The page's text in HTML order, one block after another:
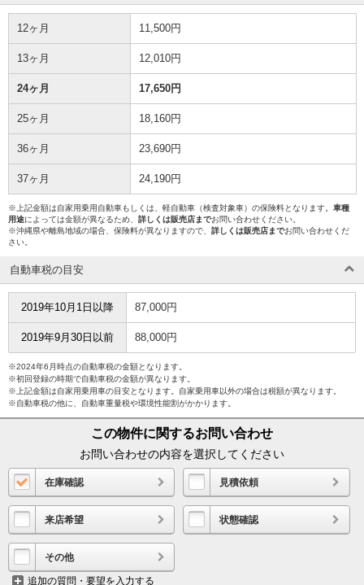
12ヶ月 11,500円
13ヶ月 12,010円
24ヶ月 17,650円
25ヶ月 18,160円
36ヶ月 23,690円
37ヶ月 24,190円
※上記金額は自家用乗用自動車もしくは、軽自動車（検査対象車）の保険料となります。 車種
用途によっては金額が異なるため、 詳しくは販売店までお問い合わせください。
※沖縄県や離島地域の場合、保険料が異なりますので、 詳しくは販売店までお問い合わせくだ
さい。
自動車税の目安
2019年10月1日以降 87,000円
2019年9月30日以前 88,000円
※2024年6月時点の自動車税の金額となります。
※初回登録の時期で自動車税の金額が異なります。
※上記金額は自家用乗用車の目安となります。自家乗用車以外の場合は税額が異なります。
※自動車税の他に、自動車重量税や環境性能割がかかります。
この物件に関するお問い合わせ
お問い合わせの内容を選択してください
在庫確認 見積依頼
来店希望 状態確認
その他
追加の質問・要望を入力する